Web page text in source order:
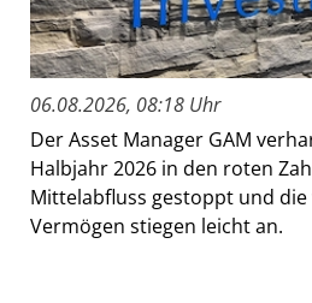
06.08.2026, 08:18 Uhr
Der Asset Manager GAM
Halbjahr 2026 in den roten
Mittelabfluss gestoppt und
Vermögen stiegen leicht an.